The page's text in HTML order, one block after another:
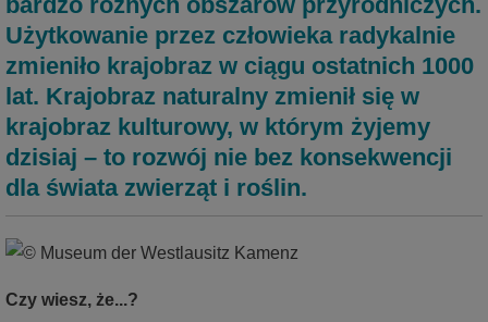
Strefa tematyczna Ludzie
Strefa tematyczna Użytkowanie
Strefa tematyczna Las
Strefa tematyczna Pomysł
Strefa tematyczna Kamenz – historia miasta w
Malzhaus
Dział Zoologii i Botaniki
Dział Geologii
Dział Historyczno-kulturowy
Użytkowanie przez człowieka radykalnie
zmieniło krajobraz w ciągu ostatnich 1000
lat. Krajobraz naturalny zmienił się w
krajobraz kulturowy, w którym żyjemy
dzisiaj – to rozwój nie bez konsekwencji
dla świata zwierząt i roślin.
Czy wiesz, że...?